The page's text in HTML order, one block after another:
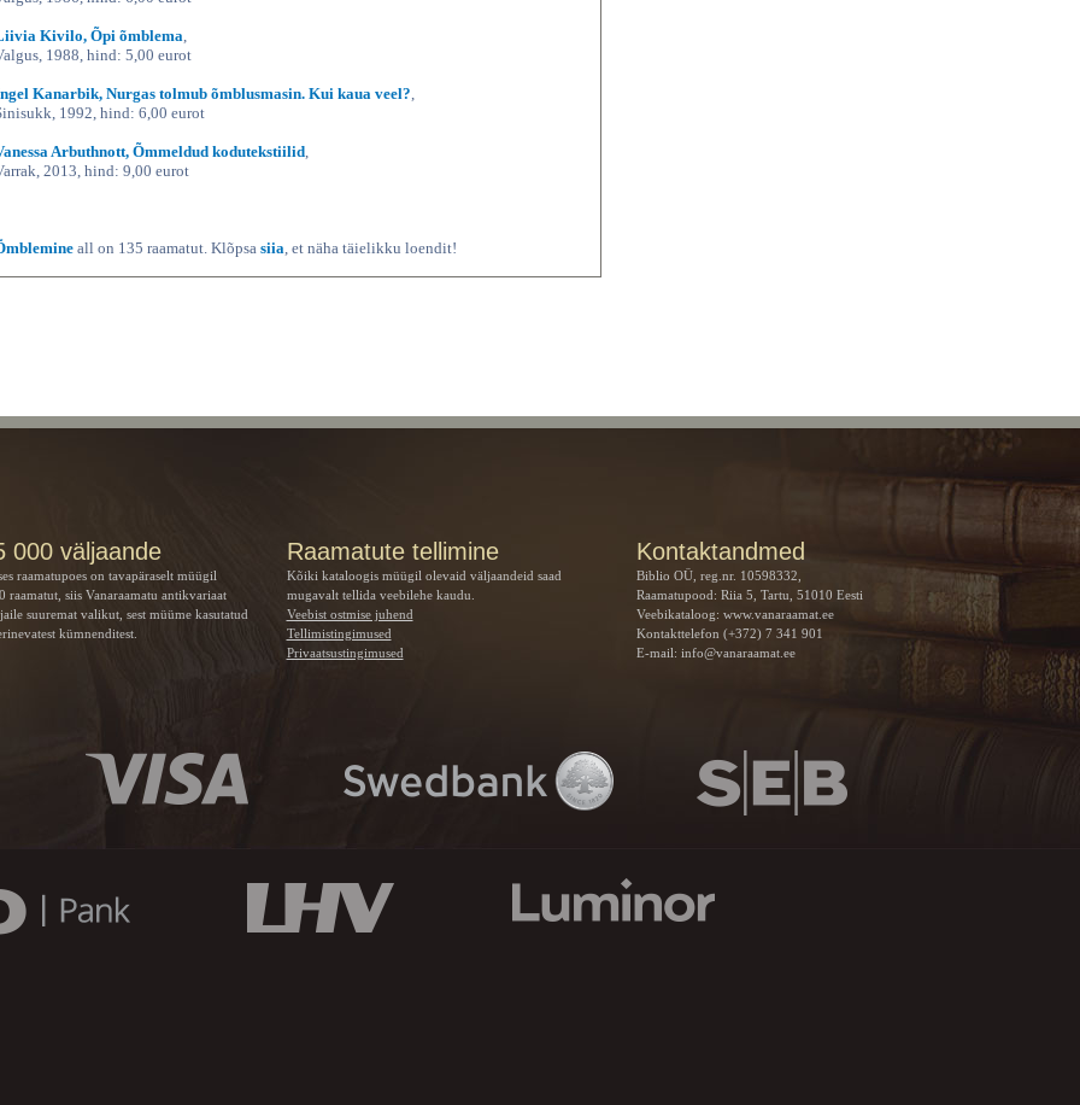
Kivilo, Õpi õmblema
1988, hind: 5,00 eurot
Kanarbik, Nurgas tolmub õmblusmasin. Kui kaua veel?
1992, hind: 6,00 eurot
Arbuthnott, Õmmeldud kodutekstiilid
2013, hind: 9,00 eurot
all on 135 raamatut. Klõpsa siia , et näha täielikku loendit!
000 väljaande
raamatupoes on tavapäraselt müügil
raamatut, siis Vanaraamatu antikvariaat
suuremat valikut, sest müüme kasutatud
kümnenditest.
Raamatute tellimine
Kõiki kataloogis müügil olevaid väljaandeid saad
mugavalt tellida veebilehe kaudu.
Veebist ostmise juhend
Tellimistingimused
Privaatsustingimused
Kontaktandmed
Biblio OÜ, reg.nr. 10598332,
Raamatupood: Riia 5, Tartu, 51010 Eesti
Veebikataloog: www.vanaraamat.ee
Kontakttelefon (+372) 7 341 901
E-mail: info@vanaraamat.ee